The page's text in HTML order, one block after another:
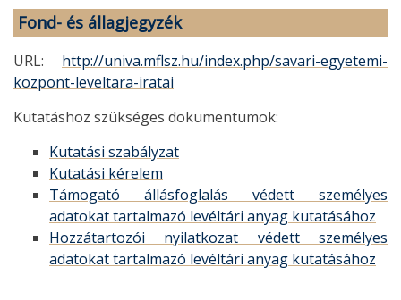
Fond- és állagjegyzék
URL: http://univa.mflsz.hu/index.php/savari-egyetemi-
kozpont-leveltara-iratai
Kutatáshoz szükséges dokumentumok:
Kutatási szabályzat
Kutatási kérelem
Támogató állásfoglalás védett személyes
adatokat tartalmazó levéltári anyag kutatásához
Hozzátartozói nyilatkozat védett személyes
adatokat tartalmazó levéltári anyag kutatásához